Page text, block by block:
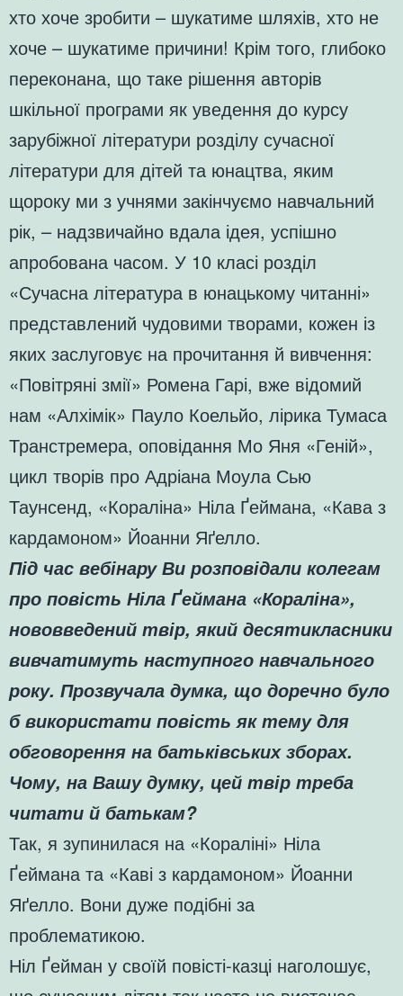
хто хоче зробити – шукатиме шляхів, хто не
хоче – шукатиме причини! Крім того, глибоко
переконана, що таке рішення авторів
шкільної програми як уведення до курсу
зарубіжної літератури розділу сучасної
літератури для дітей та юнацтва, яким
щороку ми з учнями закінчуємо навчальний
рік, – надзвичайно вдала ідея, успішно
апробована часом. У 10 класі розділ
«Сучасна література в юнацькому читанні»
представлений чудовими творами, кожен із
яких заслуговує на прочитання й вивчення:
«Повітряні змії» Ромена Гарі, вже відомий
нам «Алхімік» Пауло Коельйо, лірика Тумаса
Транстремера, оповідання Мо Яня «Геній»,
цикл творів про Адріана Моула Сью
Таунсенд, «Кораліна» Ніла Ґеймана, «Кава з
кардамоном» Йоанни Яґелло.
Під час вебінару Ви розповідали колегам
про повість Ніла Ґеймана «Кораліна»,
нововведений твір, який десятикласники
вивчатимуть наступного навчального
року. Прозвучала думка, що доречно було
б використати повість як тему для
обговорення на батьківських зборах.
Чому, на Вашу думку, цей твір треба
читати й батькам?
Так, я зупинилася на «Кораліні» Ніла
Ґеймана та «Каві з кардамоном» Йоанни
Яґелло. Вони дуже подібні за
проблематикою.
Ніл Ґейман у своїй повісті-казці наголошує,